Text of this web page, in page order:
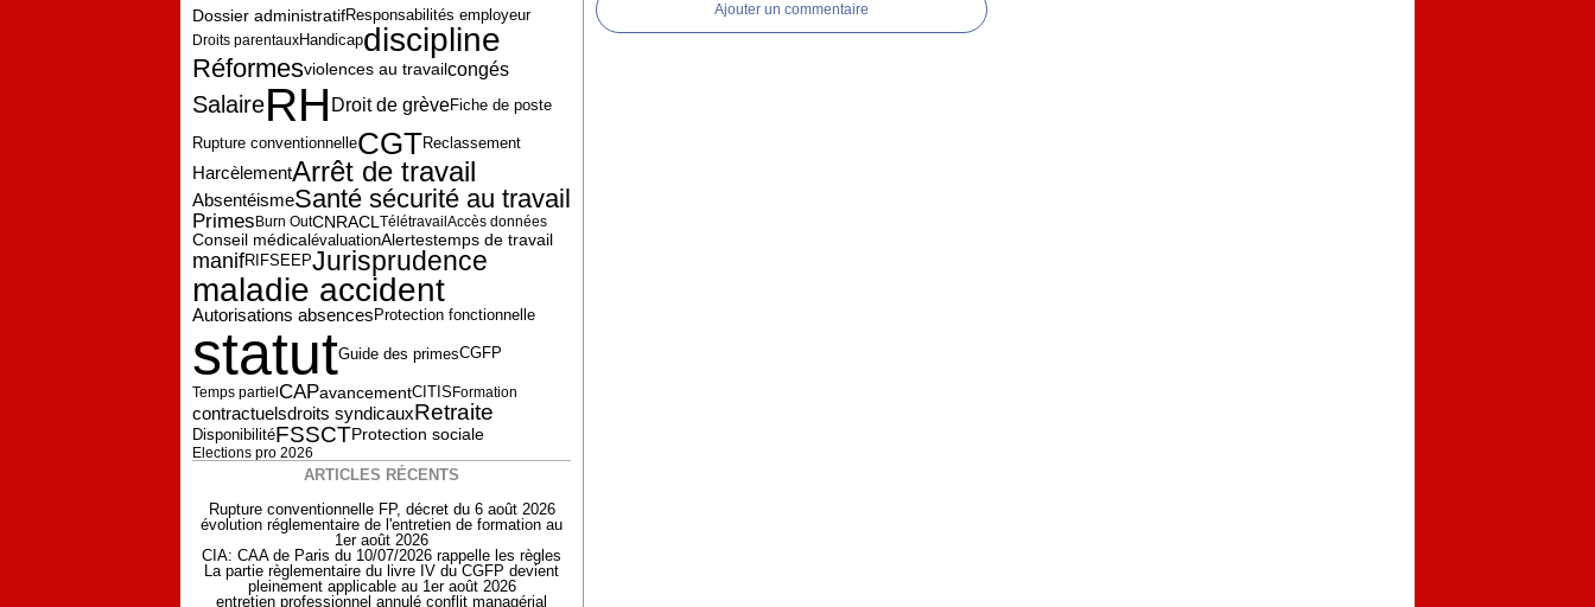
Dossier administratifResponsabilités employeur
Droits parentauxHandicapdiscipline
Réformesviolences au travailcongés
SalaireRH Droit de grèveFiche de poste
Rupture conventionnelleCGTReclassement
HarcèlementArrêt de travail
AbsentéismeSanté sécurité au travail
Primes Burn OutCNRACL Télétravail Accès données
Conseil médicalévaluationAlertestemps de travail
manifRIFSEEPJurisprudence
maladie accident
Autorisations absences Protection fonctionnelle
statutGuide des primesCGFP
Temps partiel CAPavancementCITIS Formation
contractuelsdroits syndicauxRetraite
DisponibilitéFSSCTProtection sociale
Elections pro 2026
ARTICLES RÉCENTS
Rupture conventionnelle FP, décret du 6 août 2026
évolution réglementaire de l'entretien de formation au
1er août 2026
CIA: CAA de Paris du 10/07/2026 rappelle les règles
La partie règlementaire du livre IV du CGFP devient
pleinement applicable au 1er août 2026
entretien professionnel annulé conflit managérial
Ajouter un commentaire